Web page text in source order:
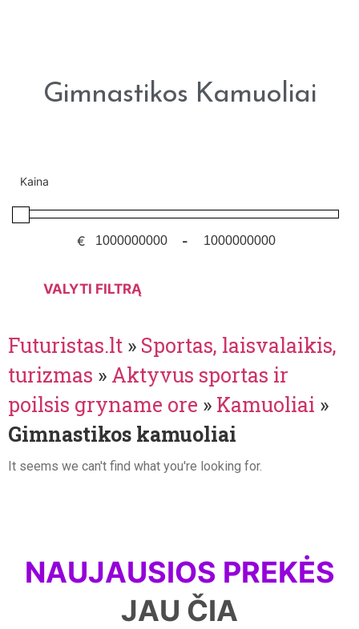
Gimnastikos Kamuoliai
Kaina
€ -
VALYTI FILTRĄ
Futuristas.lt » Sportas, laisvalaikis,
turizmas » Aktyvus sportas ir
poilsis gryname ore » Kamuoliai »
Gimnastikos kamuoliai
It seems we can't find what you're looking for.
NAUJAUSIOS PREKĖS
JAU ČIA